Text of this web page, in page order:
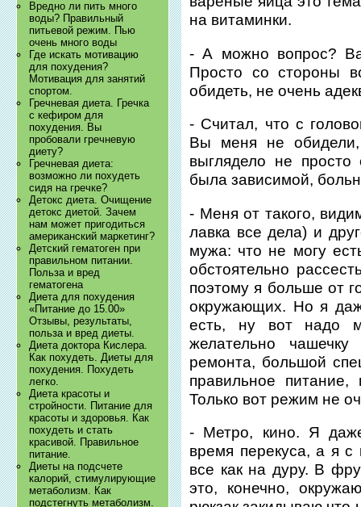
Вредно ли пить много
воды? Правильный
питьевой режим. Пью
очень много воды
Где искать мотивацию
для похудения?
Мотивация для занятий
спортом.
Гречневая диета. Гречка
с кефиром для
похудения. Вы
пробовали гречневую
диету?
Гречневая диета:
возможно ли похудеть
сидя на гречке?
Детокс диета. Очищение
детокс диетой. Зачем
нам может пригодиться
американский маркетинг?
Детский гематоген при
правильном питании.
Польза и вред
гематогена
Диета для похудения
«Питание до 15.00»
Отзывы, результаты,
польза и вред диеты.
Диета доктора Кислера.
Как похудеть. Диеты для
похудения. Похудеть
легко.
Диета красоты и
стройности. Питание для
красоты и здоровья. Как
похудеть и стать
красивой. Правильное
питание.
Диеты на подсчете
калорий, стимулирующие
метаболизм. Как
подстегнуть метаболизм.
на витаминки.
- А можно вопрос?
Просто со стороны
обидеть, не очень
- Считал, что с
Вы меня не
выглядело не
была зависимой,
- Меня от такого,
лавка все дела) и
мужа: что не могу
обстоятельно
поэтому я больше от
окружающих. Но я
есть, ну вот надо
желательно
ремонта, большой
правильное
Только вот режим не
- Метро, кино. Я
время перекуса, а я
все как на дуру. В
это, конечно,